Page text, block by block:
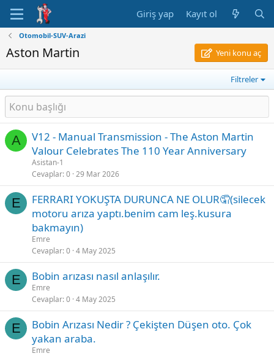
Giriş yap Kayıt ol
Otomobil-SUV-Arazi
Aston Martin Yeni konu aç
Filtreler
A
V12 - Manual Transmission - The Aston Martin
Valour Celebrates The 110 Year Anniversary
Asistan-1
Cevaplar 0 29 Mar 2026
E
FERRARI YOKUŞTA DURUNCA NE OLUR🤦(silecek
motoru arıza yaptı.benim cam leş.kusura
bakmayın)
Emre
Cevaplar 0 4 May 2025
E Bobin arızası nasıl anlaşılır.
Emre
Cevaplar 0 4 May 2025
E
Bobin Arızası Nedir ? Çekişten Düşen oto. Çok
yakan araba.
Emre